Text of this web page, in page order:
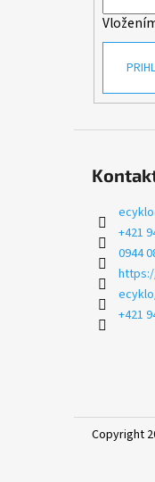
ecyklo
+421
0944
+421
Copyright